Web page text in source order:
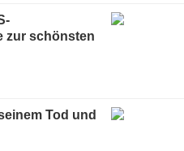
zur schönsten
Tod und